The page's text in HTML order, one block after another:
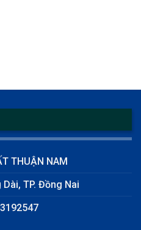
THUẬN NAM
Dài, TP. Đồng Nai